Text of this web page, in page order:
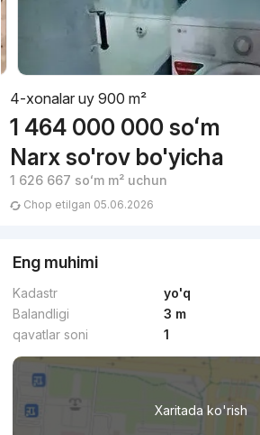
4-xonalar uy 900 m²
1 464 000 000 soʻm
Narx so'rov bo'yicha
1 626 667 soʻmm² uchun
Chop etilgan 05.06.2026
Eng muhimi
Kadastr
yo'q
Balandligi
3 m
qavatlar soni
1
Xaritada ko'rish